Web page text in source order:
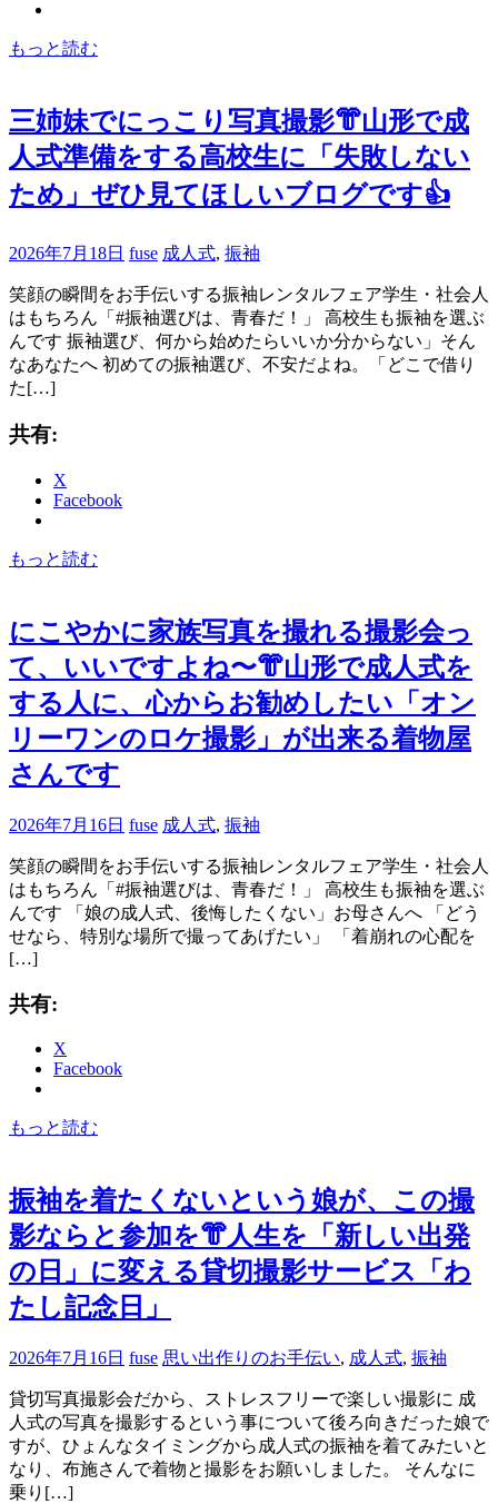
もっと読む
三姉妹でにっこり写真撮影👘山形で成
人式準備をする高校生に「失敗しない
ため」ぜひ見てほしいブログです👍
2026年7月18日 fuse 成人式, 振袖
笑顔の瞬間をお手伝いする振袖レンタルフェア学生・社会人
はもちろん「#振袖選びは、青春だ！」 高校生も振袖を選ぶ
んです 振袖選び、何から始めたらいいか分からない」そん
なあなたへ 初めての振袖選び、不安だよね。「どこで借り
た[…]
共有:
X
Facebook
もっと読む
にこやかに家族写真を撮れる撮影会っ
て、いいですよね〜👘山形で成人式を
する人に、心からお勧めしたい「オン
リーワンのロケ撮影」が出来る着物屋
さんです
2026年7月16日 fuse 成人式, 振袖
笑顔の瞬間をお手伝いする振袖レンタルフェア学生・社会人
はもちろん「#振袖選びは、青春だ！」 高校生も振袖を選ぶ
んです 「娘の成人式、後悔したくない」お母さんへ 「どう
せなら、特別な場所で撮ってあげたい」 「着崩れの心配を
[…]
共有:
X
Facebook
もっと読む
振袖を着たくないという娘が、この撮
影ならと参加を👘人生を「新しい出発
の日」に変える貸切撮影サービス「わ
たし記念日」
2026年7月16日 fuse 思い出作りのお手伝い, 成人式, 振袖
貸切写真撮影会だから、ストレスフリーで楽しい撮影に 成
人式の写真を撮影するという事について後ろ向きだった娘で
すが、ひょんなタイミングから成人式の振袖を着てみたいと
なり、布施さんで着物と撮影をお願いしました。 そんなに
乗り[…]